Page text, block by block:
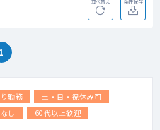
並べ替え 条件保存
1
勤務
土・日・祝休み可
し 60代以上歓迎